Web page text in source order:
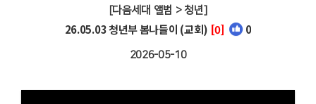
[다음세대 앨범 > 청년]
26.05.03 청년부 봄나들이 (교회) [0] 0
2026-05-10